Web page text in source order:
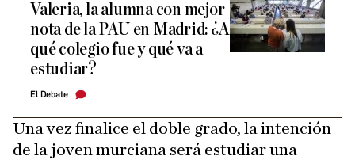
Valeria, la alumna con mejor
nota de la PAU en Madrid: ¿A
qué colegio fue y qué va a
estudiar?
El Debate
Una vez finalice el doble grado, la intención
de la joven murciana será estudiar una